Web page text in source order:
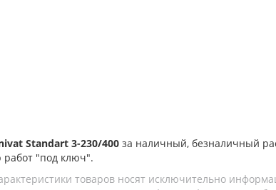
Standart 3-230/400 за наличный, безналичный
работ "под ключ".
товаров носят исключительно